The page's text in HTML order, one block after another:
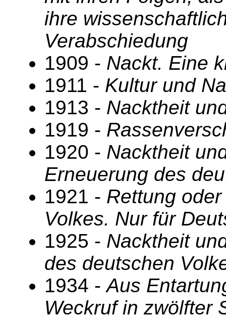
ihre
Verabschiedung
1909 - Nackt. Eine
1911 - Kultur und
1913 - Nacktheit
1919 -
1920 - Nacktheit
Erneuerung des
1921 - Rettung
Volkes. Nur für
1925 - Nacktheit
des deutschen
1934 -Aus
Weckruf in zwölfter